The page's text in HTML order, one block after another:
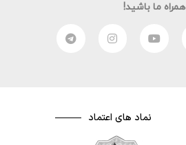
همراه ما باشید!
نماد های اعتماد